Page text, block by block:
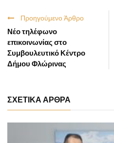
Προηγούμενο Άρθρο
Νέο τηλέφωνο
επικοινωνίας στο
Συμβουλευτικό Κέντρο
Δήμου Φλώρινας
ΣΧΕΤΙΚΑ ΑΡΘΡΑ